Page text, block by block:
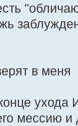
в меня
ухода
мессию